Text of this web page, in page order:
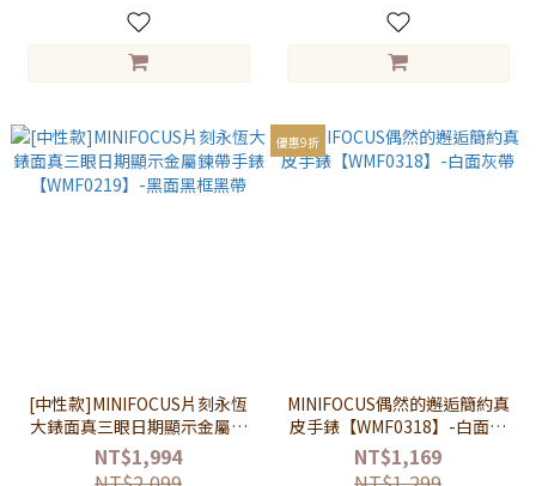
[中性款]MINIFOCUS片刻永恆
大錶面真三眼日期顯示金屬鍊
帶手錶【WMF0219】-黑面黑
框黑帶
NT$1,994
優惠9折
MINIFOCUS偶然的邂逅簡約真
皮手錶【WMF0318】-白面灰
帶
NT$1,169